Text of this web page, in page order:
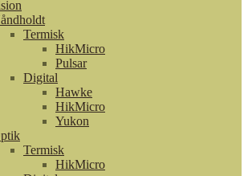
Termisk
HikMicro
Pulsar
Digital
Hawke
HikMicro
Yukon
Termisk
HikMicro